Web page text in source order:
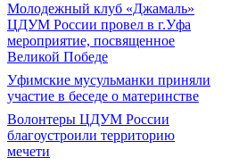
Молодежный клуб «Джамаль»
ЦДУМ России провел в г.Уфа
мероприятие, посвященное
Великой Победе
Уфимские мусульманки приняли
участие в беседе о материнстве
Волонтеры ЦДУМ России
благоустроили территорию
мечети